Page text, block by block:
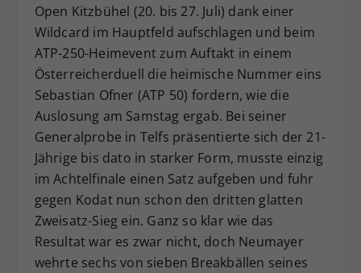
Open Kitzbühel (20. bis 27. Juli) dank einer
Wildcard im Hauptfeld aufschlagen und beim
ATP-250-Heimevent zum Auftakt in einem
Österreicherduell die heimische Nummer eins
Sebastian Ofner (ATP 50) fordern, wie die
Auslosung am Samstag ergab. Bei seiner
Generalprobe in Telfs präsentierte sich der 21-
Jährige bis dato in starker Form, musste einzig
im Achtelfinale einen Satz aufgeben und fuhr
gegen Kodat nun schon den dritten glatten
Zweisatz-Sieg ein. Ganz so klar wie das
Resultat war es zwar nicht, doch Neumayer
wehrte sechs von sieben Breakbällen seines